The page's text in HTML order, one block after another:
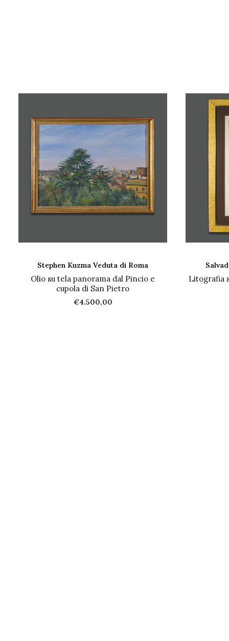
AGGIUNGI AL CARRELLO
Stephen Kuzma Veduta di Roma
Olio su tela panorama dal Pincio e
cupola di San Pietro
€4.500,00
Litografia